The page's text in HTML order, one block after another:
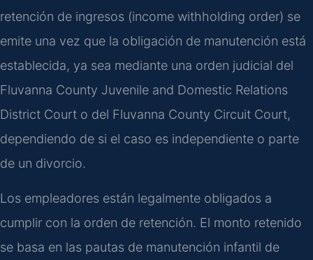
retención de ingresos (income withholding order) se
emite una vez que la obligación de manutención está
establecida, ya sea mediante una orden judicial del
Fluvanna County Juvenile and Domestic Relations
District Court o del Fluvanna County Circuit Court,
dependiendo de si el caso es independiente o parte
de un divorcio.
Los empleadores están legalmente obligados a
cumplir con la orden de retención. El monto retenido
se basa en las pautas de manutención infantil de